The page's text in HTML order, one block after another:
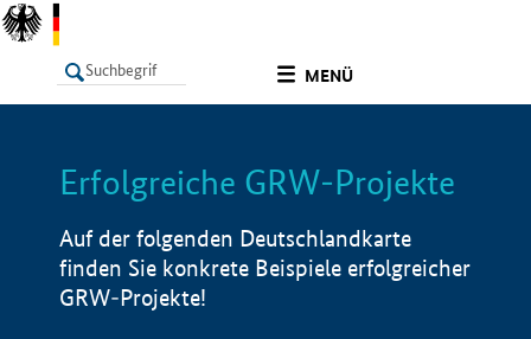
MENÜ
LISTE Info
Erfolgreiche GRW-Projekte
Auf der folgenden Deutschlandkarte
finden Sie konkrete Beispiele erfolgreicher
GRW-Projekte!